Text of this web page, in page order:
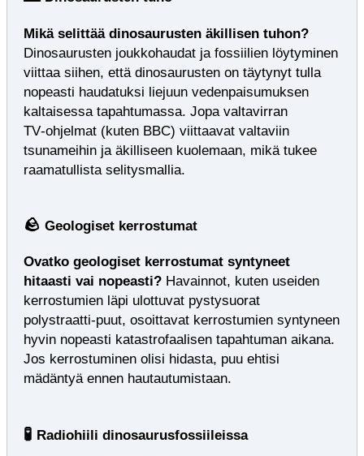
Mikä selittää dinosaurusten äkillisen tuhon?
Dinosaurusten joukkohaudat ja fossiilien löytyminen
viittaa siihen, että dinosaurusten on täytynyt tulla
nopeasti haudatuksi liejuun vedenpaisumuksen
kaltaisessa tapahtumassa. Jopa valtavirran
TV‑ohjelmat (kuten BBC) viittaavat valtaviin
tsunameihin ja äkilliseen kuolemaan, mikä tukee
raamatullista selitysmallia.
🪨 Geologiset kerrostumat
Ovatko geologiset kerrostumat syntyneet
hitaasti vai nopeasti? Havainnot, kuten useiden
kerrostumien läpi ulottuvat pystysuorat
polystraatti‑puut, osoittavat kerrostumien syntyneen
hyvin nopeasti katastrofaalisen tapahtuman aikana.
Jos kerrostuminen olisi hidasta, puu ehtisi
mädäntyä ennen hautautumistaan.
🧪 Radiohiili dinosaurusfossiileissa